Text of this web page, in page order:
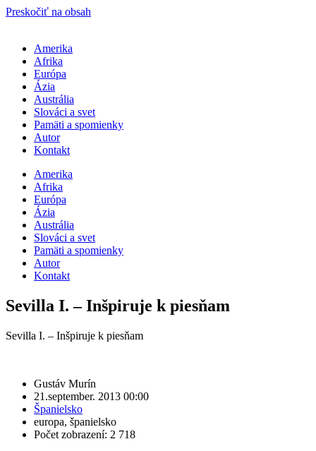
Preskočiť na obsah
Amerika
Afrika
Európa
Ázia
Austrália
Slováci a svet
Pamäti a spomienky
Autor
Kontakt
Amerika
Afrika
Európa
Ázia
Austrália
Slováci a svet
Pamäti a spomienky
Autor
Kontakt
Sevilla I. – Inšpiruje k piesňam
Sevilla I. – Inšpiruje k piesňam
Gustáv Murín
21.september. 2013 00:00
Španielsko
europa, španielsko
Počet zobrazení: 2 718